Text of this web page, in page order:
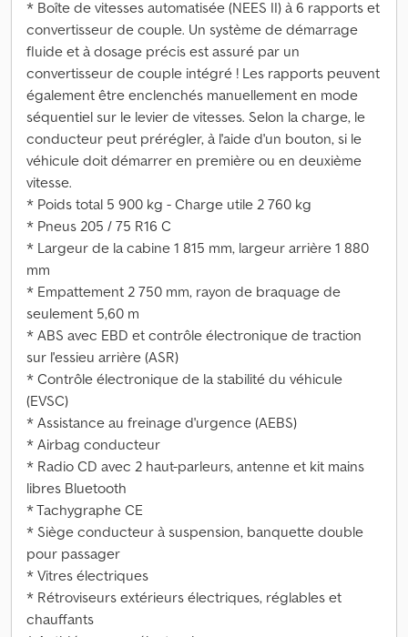
* Boîte de vitesses automatisée (NEES II) à 6 rapports et
convertisseur de couple. Un système de démarrage
fluide et à dosage précis est assuré par un
convertisseur de couple intégré ! Les rapports peuvent
également être enclenchés manuellement en mode
séquentiel sur le levier de vitesses. Selon la charge, le
conducteur peut prérégler, à l'aide d'un bouton, si le
véhicule doit démarrer en première ou en deuxième
vitesse.
* Poids total 5 900 kg - Charge utile 2 760 kg
* Pneus 205 / 75 R16 C
* Largeur de la cabine 1 815 mm, largeur arrière 1 880
mm
* Empattement 2 750 mm, rayon de braquage de
seulement 5,60 m
* ABS avec EBD et contrôle électronique de traction
sur l'essieu arrière (ASR)
* Contrôle électronique de la stabilité du véhicule
(EVSC)
* Assistance au freinage d'urgence (AEBS)
* Airbag conducteur
* Radio CD avec 2 haut-parleurs, antenne et kit mains
libres Bluetooth
* Tachygraphe CE
* Siège conducteur à suspension, banquette double
pour passager
* Vitres électriques
* Rétroviseurs extérieurs électriques, réglables et
chauffants